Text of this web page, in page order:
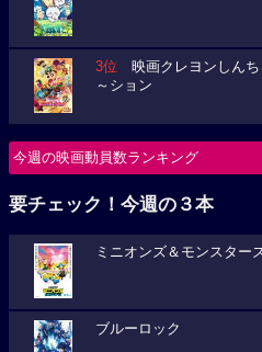
3位 映画クレヨンしんち
～ション
今週の映画動員数ランキング
要チェック！今週の３本
ミニオンズ＆モンスター
ブルーロック